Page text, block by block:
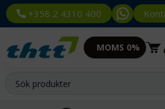
+358 2 4310 400
MOMS 0%